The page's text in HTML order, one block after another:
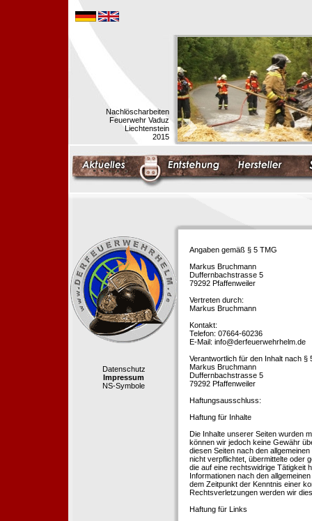
Nachlöscharbeiten
Feuerwehr Vaduz
Liechtenstein
2015
Datenschutz
Impressum
NS-Symbole
Angaben gemäß § 5 TMG
Markus Bruchmann
Duffernbachstrasse 5
79292 Pfaffenweiler
Vertreten durch:
Markus Bruchmann
Kontakt:
Telefon: 07664-60236
E-Mail: info@derfeuerwehrhelm.de
Verantwortlich für den Inhalt nach §
Markus Bruchmann
Duffernbachstrasse 5
79292 Pfaffenweiler
Haftungsausschluss:
Haftung für Inhalte
Die Inhalte unserer Seiten wurden
können wir jedoch keine Gewähr
diesen Seiten nach den
nicht verpflichtet, übermittelte oder
die auf eine rechtswidrige Tätigkeit
Informationen nach den
dem Zeitpunkt der Kenntnis einer
Rechtsverletzungen werden wir
Haftung für Links